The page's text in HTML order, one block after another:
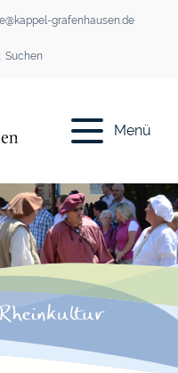
grafenhausen.de
Suchen
Menü